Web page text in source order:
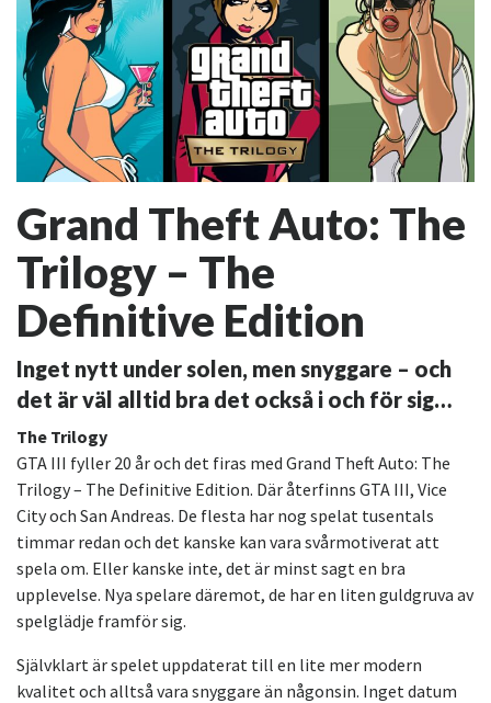
Grand Theft Auto: The
Trilogy – The
Definitive Edition
Inget nytt under solen, men snyggare – och
det är väl alltid bra det också i och för sig…
The Trilogy
GTA III fyller 20 år och det firas med Grand Theft Auto: The
Trilogy – The Definitive Edition. Där återfinns GTA III, Vice
City och San Andreas. De flesta har nog spelat tusentals
timmar redan och det kanske kan vara svårmotiverat att
spela om. Eller kanske inte, det är minst sagt en bra
upplevelse. Nya spelare däremot, de har en liten guldgruva av
spelglädje framför sig.
Självklart är spelet uppdaterat till en lite mer modern
kvalitet och alltså vara snyggare än någonsin. Inget datum